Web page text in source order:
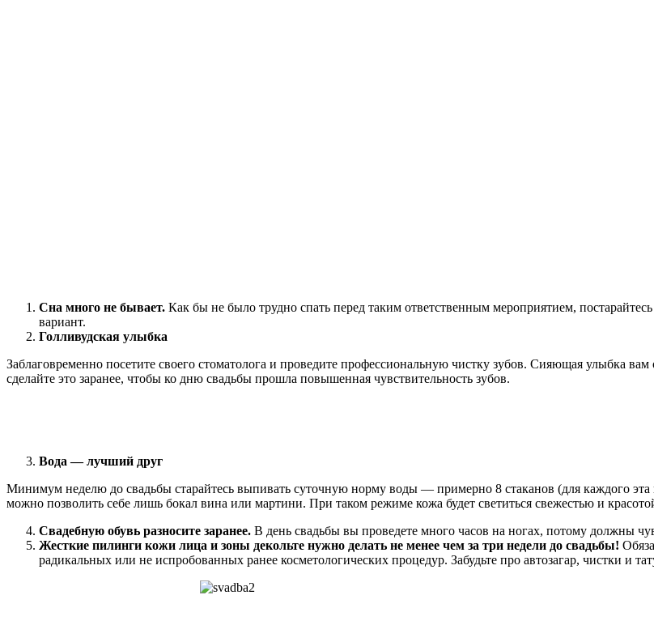
Сна много не бывает. Как бы не было трудно спать перед таким ответственным мероприятием,
вариант.
Голливудская улыбка
Заблаговременно посетите своего стоматолога и проведите профессиональную чистку зубов. Сияющая улыбка
сделайте это заранее, чтобы ко дню свадьбы прошла повышенная чувствительность зубов.
Вода — лучший друг
Минимум неделю до свадьбы старайтесь выпивать суточную норму воды — примерно 8 стаканов (для каждого эта
можно позволить себе лишь бокал вина или мартини. При таком режиме кожа будет светиться свежестью и
Свадебную обувь разносите заранее. В день свадьбы вы проведете много часов на ногах, потому должны
Жесткие пилинги кожи лица и зоны декольте нужно делать не менее чем за три недели до свадьбы!
радикальных или не испробованных ранее косметологических процедур. Забудьте про автозагар, чистки и